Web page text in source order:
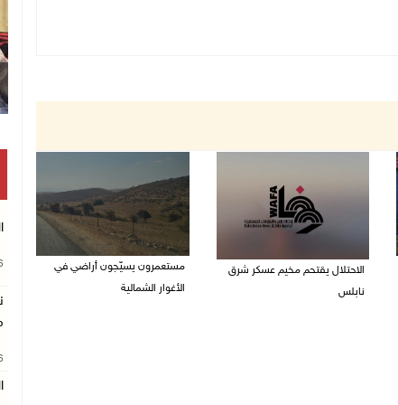
الاحتلال يقتحم مخيم عسكر شرق
نابلس
مستعمرون يسيّجون أراضي في
الأغوار الشمالية